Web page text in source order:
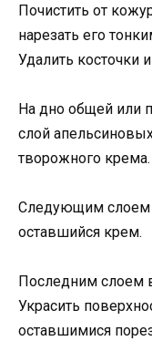
Почистить от
нарезать его
Удалить косточки
На дно общей или
слой
творожного крема.
Следующим слоем
оставшийся крем.
Последним слоем
Украсить
оставшимися